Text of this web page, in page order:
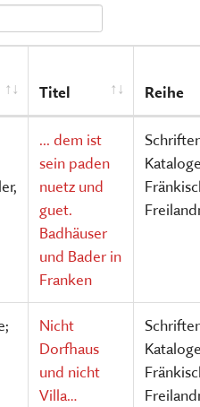
Titel Reihe
... dem ist
sein paden
nuetz und
guet.
Badhäuser
und Bader in
Franken
Nicht
Dorfhaus
und nicht
Villa…